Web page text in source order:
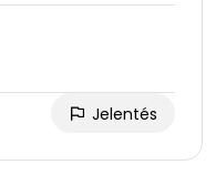
Jelentés